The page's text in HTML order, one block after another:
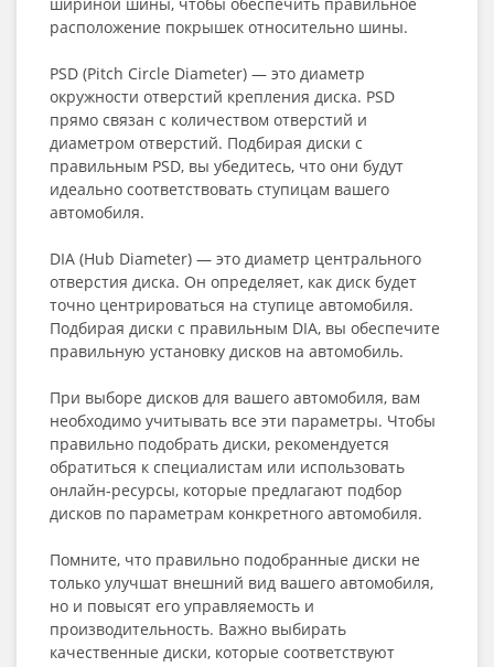
расположение покрышек относительно шины.
PSD (Pitch Circle Diameter) — это диаметр
окружности отверстий крепления диска. PSD
прямо связан с количеством отверстий и
диаметром отверстий. Подбирая диски с
правильным PSD, вы убедитесь, что они будут
идеально соответствовать ступицам вашего
автомобиля.
DIA (Hub Diameter) — это диаметр центрального
отверстия диска. Он определяет, как диск будет
точно центрироваться на ступице автомобиля.
Подбирая диски с правильным DIA, вы обеспечите
правильную установку дисков на автомобиль.
При выборе дисков для вашего автомобиля, вам
необходимо учитывать все эти параметры. Чтобы
правильно подобрать диски, рекомендуется
обратиться к специалистам или использовать
онлайн-ресурсы, которые предлагают подбор
дисков по параметрам конкретного автомобиля.
Помните, что правильно подобранные диски не
только улучшат внешний вид вашего автомобиля,
но и повысят его управляемость и
производительность. Важно выбирать
качественные диски, которые соответствуют